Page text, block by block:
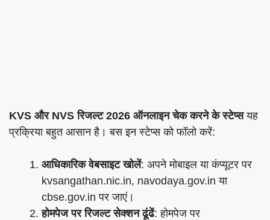
KVS और NVS रिजल्ट 2026 ऑनलाइन चेक करने के स्टेप्सयह
प्रक्रिया बहुत आसान है। बस इन स्टेप्स को फॉलो करें:
आधिकारिक वेबसाइट खोलें: अपने मोबाइल या कंप्यूटर पर
kvsangathan.nic.in, navodaya.gov.in या
cbse.gov.in पर जाएं।
होमपेज पर रिजल्ट सेक्शन ढूंढें: होमपेज पर